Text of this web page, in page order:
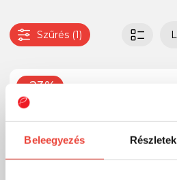
Beleegyezés Részletek
Szűrés (1)
-23%